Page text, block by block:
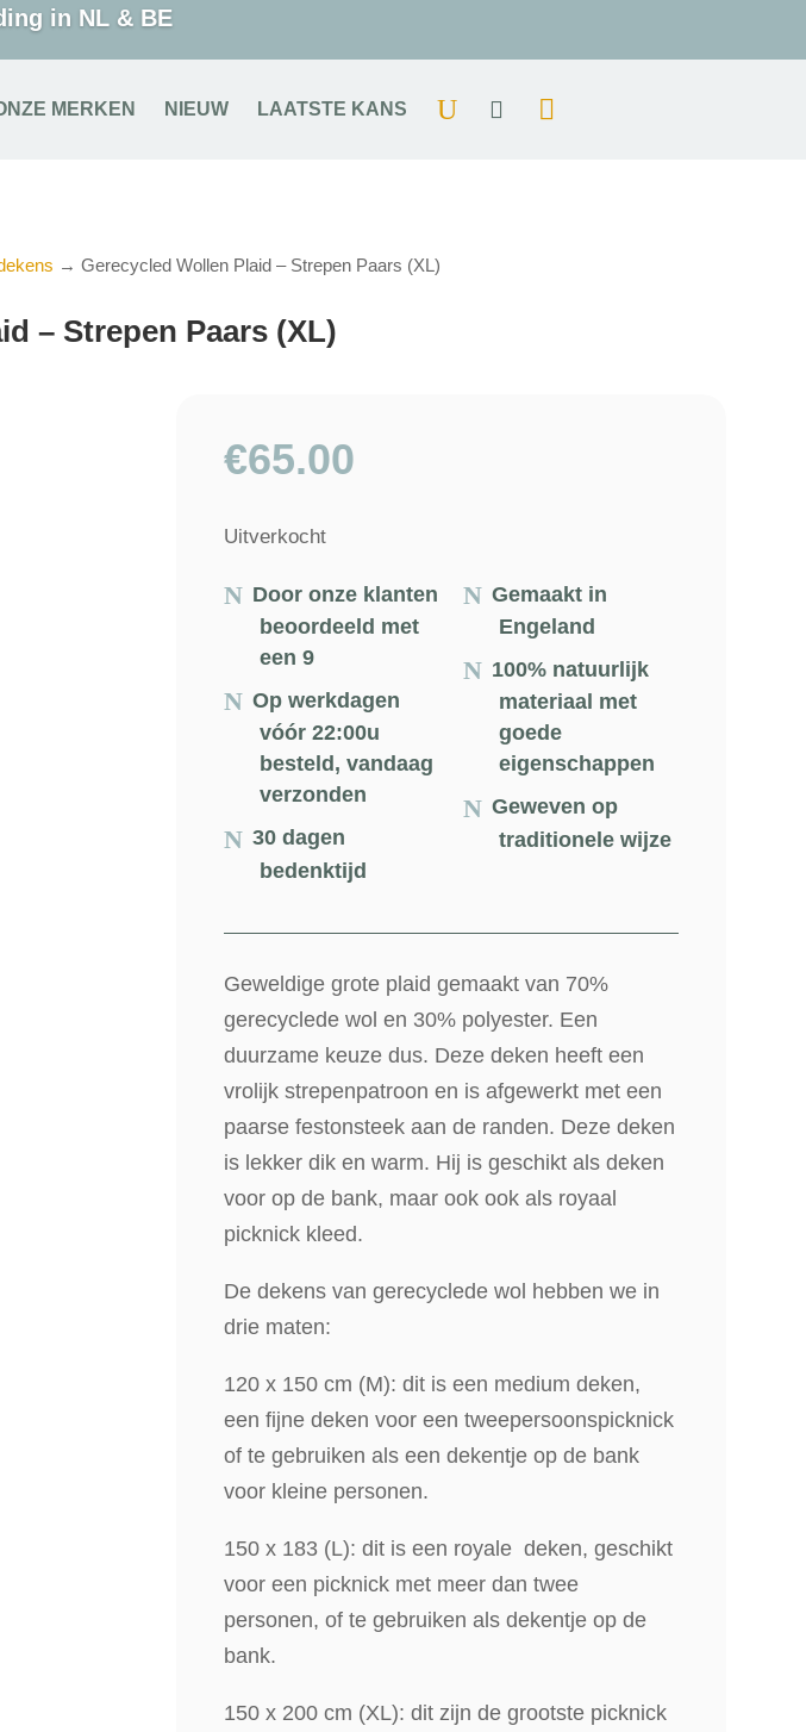
in NL & BE
MERKEN NIEUW LAATSTE KANS
→ Gerecycled Wollen Plaid – Strepen Paars (XL)
– Strepen Paars (XL)
€65.00
Uitverkocht
Door onze klanten
beoordeeld met
een 9
Op werkdagen
vóór 22:00u
besteld, vandaag
verzonden
30 dagen
bedenktijd
Gemaakt in
Engeland
100% natuurlijk
materiaal met
goede
eigenschappen
Geweven op
traditionele wijze
Geweldige grote plaid gemaakt van 70%
gerecyclede wol en 30% polyester. Een
duurzame keuze dus. Deze deken heeft een
vrolijk strepenpatroon en is afgewerkt met een
paarse festonsteek aan de randen. Deze deken
is lekker dik en warm. Hij is geschikt als deken
voor op de bank, maar ook ook als royaal
picknick kleed.
De dekens van gerecyclede wol hebben we in
drie maten:
120 x 150 cm (M): dit is een medium deken,
een fijne deken voor een tweepersoonspicknick
of te gebruiken als een dekentje op de bank
voor kleine personen.
150 x 183 (L): dit is een royale deken, geschikt
voor een picknick met meer dan twee
personen, of te gebruiken als dekentje op de
bank.
150 x 200 cm (XL): dit zijn de grootste picknick